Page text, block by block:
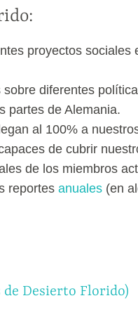
proyectos sociales
diferentes
partes de Alemania.
al 100% a
de cubrir
de los miembros
reportes anuales(en
de Desierto Florido)